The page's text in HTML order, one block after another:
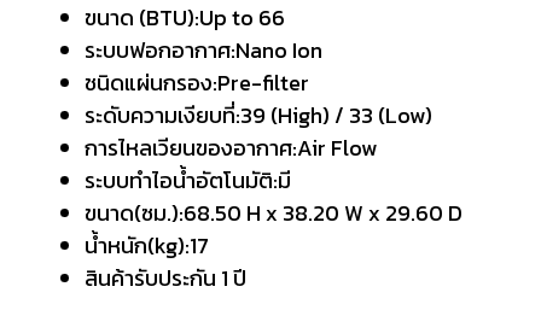
ขนาด (BTU):Up to 66
ระบบฟอกอากาศ:Nano Ion
ชนิดแผ่นกรอง:Pre-filter
ระดับความเงียบที่:39 (High) / 33 (Low)
การไหลเวียนของอากาศ:Air Flow
ระบบทำไอน้ำอัตโนมัติ:มี
ขนาด(ซม.):68.50 H x 38.20 W x 29.60 D
น้ำหนัก(kg):17
สินค้ารับประกัน 1 ปี